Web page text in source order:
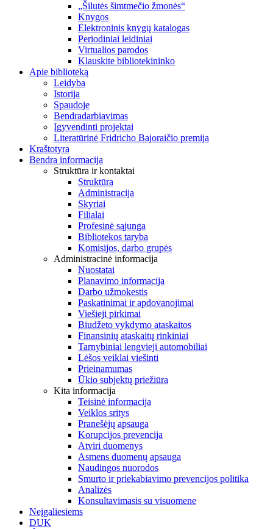
„Šilutės šimtmečio žmonės“
Knygos
Elektroninis knygų katalogas
Periodiniai leidiniai
Virtualios parodos
Klauskite bibliotekininko
Apie biblioteką
Leidyba
Istorija
Spaudoje
Bendradarbiavimas
Įgyvendinti projektai
Literatūrinė Fridricho Bajoraičio premija
Kraštotyra
Bendra informacija
Struktūra ir kontaktai
Struktūra
Administracija
Skyriai
Filialai
Profesinė sąjunga
Bibliotekos taryba
Komisijos, darbo grupės
Administracinė informacija
Nuostatai
Planavimo informacija
Darbo užmokestis
Paskatinimai ir apdovanojimai
Viešieji pirkimai
Biudžeto vykdymo ataskaitos
Finansinių ataskaitų rinkiniai
Tarnybiniai lengvieji automobiliai
Lėšos veiklai viešinti
Prieinamumas
Ūkio subjektų priežiūra
Kita informacija
Teisinė informacija
Veiklos sritys
Pranešėjų apsauga
Korupcijos prevencija
Atviri duomenys
Asmens duomenų apsauga
Naudingos nuorodos
Smurto ir priekabiavimo prevencijos politika
Analizės
Konsultavimasis su visuomene
Neįgaliesiems
DUK